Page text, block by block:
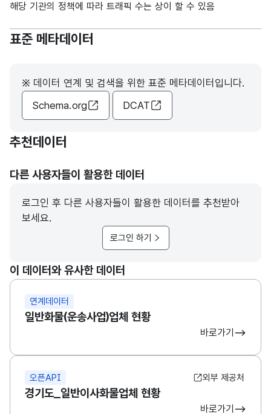
해당 기관의 정책에 따라 트래픽 수는 상이 할 수 있음
표준 메타데이터
※ 데이터 연계 및 검색을 위한 표준 메타데이터입니다.
Schema.org
DCAT
추천데이터
다른 사용자들이 활용한 데이터
로그인 후 다른 사용자들이 활용한 데이터를 추천받아
보세요.
로그인 하기
이 데이터와 유사한 데이터
연계데이터
일반화물(운송사업)업체 현황
바로가기
오픈API 외부 제공처
경기도_일반이사화물업체 현황
바로가기